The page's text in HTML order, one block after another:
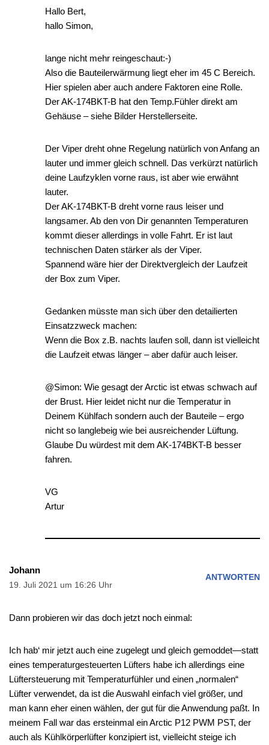
Hallo Bert,
hallo Simon,
lange nicht mehr reingeschaut:-)
Also die Bauteilerwärmung liegt eher im 45 C Bereich.
Hier spielen aber auch andere Faktoren eine Rolle.
Der AK-174BKT-B hat den Temp.Fühler direkt am
Gehäuse – siehe Bilder Herstellerseite.
Der Viper dreht ohne Regelung natürlich von Anfang an
lauter und immer gleich schnell. Das verkürzt natürlich
deine Laufzyklen vorne raus, ist aber wie erwähnt
lauter.
Der AK-174BKT-B dreht vorne raus leiser und
langsamer. Ab den von Dir genannten Temperaturen
kommt dieser allerdings in volle Fahrt. Er ist laut
technischen Daten stärker als der Viper.
Spannend wäre hier der Direktvergleich der Laufzeit
der Box zum Viper.
Gedanken müsste man sich über den detailierten
Einsatzzweck machen:
Wenn die Box z.B. nachts laufen soll, dann ist vielleicht
die Laufzeit etwas länger – aber dafür auch leiser.
@Simon: Wie gesagt der Arctic ist etwas schwach auf
der Brust. Hier leidet nicht nur die Temperatur in
Deinem Kühlfach sondern auch der Bauteile – ergo
nicht so langlebeig wie bei ausreichender Lüftung.
Glaube Du würdest mit dem AK-174BKT-B besser
fahren.
VG
Artur
Johann
19. Juli 2021 um 16:26 Uhr
ANTWORTEN
Dann probieren wir das doch jetzt noch einmal:
Ich hab‘ mir jetzt auch eine zugelegt und gleich gemoddet—statt
eines temperaturgesteuerten Lüfters habe ich allerdings eine
Lüftersteuerung mit Temperaturfühler und einen „normalen“
Lüfter verwendet, da ist die Auswahl einfach viel größer, und
man kann eher einen wählen, der gut für die Anwendung paßt. In
meinem Fall war das ersteinmal ein Arctic P12 PWM PST, der
auch als Kühlkörperlüfter konzipiert ist, vielleicht steige ich